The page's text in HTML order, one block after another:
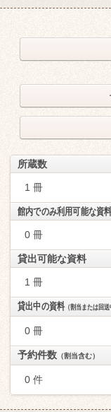
所蔵数
1 冊
館内でのみ利用可能な資
0 冊
貸出可能な資料
1 冊
貸出中の資料（割当または回送
0 冊
予約件数 （割当含む）
0 件